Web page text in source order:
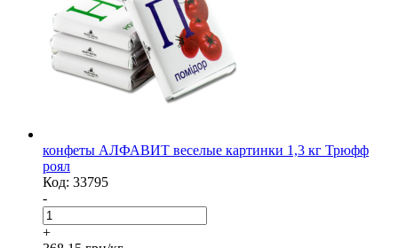
конфеты АЛФАВИТ веселые картинки 1,3 кг Трюфф
роял
Код: 33795
-
+